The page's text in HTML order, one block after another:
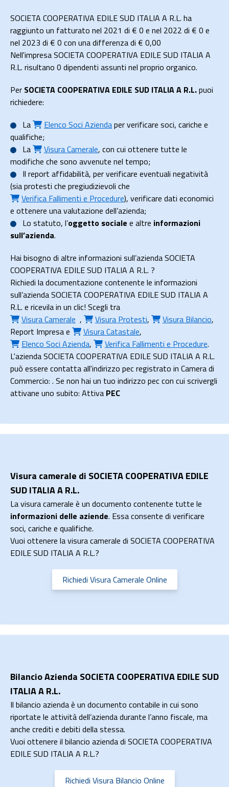
SOCIETA COOPERATIVA EDILE SUD ITALIA A R.L. ha
raggiunto un fatturato nel 2021 di € 0 e nel 2022 di € 0 e
nel 2023 di € 0 con una differenza di € 0,00
Nell'impresa SOCIETA COOPERATIVA EDILE SUD ITALIA A
R.L. risultano 0 dipendenti assunti nel proprio organico.
Per SOCIETA COOPERATIVA EDILE SUD ITALIA A R.L.puoi
richiedere:
La
Elenco Soci Aziendaper verificare soci, cariche e
qualifiche;
La
Visura Camerale, con cui ottenere tutte le
modifiche che sono avvenute nel tempo;
Il report affidabilità, per verificare eventuali negatività
(sia protesti che pregiudizievoli che
Verifica Fallimenti e Procedure), verificare dati economici
e ottenere una valutazione dell’azienda;
Lo statuto, l’oggetto sociale e altre informazioni
sull’azienda.
Hai bisogno di altre informazioni sull’azienda SOCIETA
COOPERATIVA EDILE SUD ITALIA A R.L. ?
Richiedi la documentazione contenente le informazioni
sull’azienda SOCIETA COOPERATIVA EDILE SUD ITALIA A
R.L. e ricevila in un clic! Scegli tra
Visura Camerale , Visura Protesti, Visura Bilancio,
Report Impresae Visura Catastale,
Elenco Soci Azienda, Verifica Fallimenti e Procedure.
L'azienda SOCIETA COOPERATIVA EDILE SUD ITALIA A R.L.
può essere contatta all'indirizzo pec registrato in Camera di
Commercio: . Se non hai un tuo indirizzo pec con cui scrivergli
attivane uno subito: Attiva PEC
Visura camerale di SOCIETA COOPERATIVA EDILE
SUD ITALIA A R.L.
La visura camerale è un documento contenente tutte le
informazioni delle aziende. Essa consente di verificare
soci, cariche e qualifiche.
Vuoi ottenere la visura camerale di SOCIETA COOPERATIVA
EDILE SUD ITALIA A R.L.?
Richiedi Visura Camerale Online
Bilancio Azienda SOCIETA COOPERATIVA EDILE SUD
ITALIA A R.L.
Il bilancio azienda è un documento contabile in cui sono
riportate le attività dell’azienda durante l’anno fiscale, ma
anche crediti e debiti della stessa.
Vuoi ottenere il bilancio azienda di SOCIETA COOPERATIVA
EDILE SUD ITALIA A R.L.?
Richiedi Visura Bilancio Online